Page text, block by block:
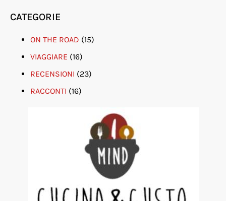
CATEGORIE
ON THE ROAD (15)
VIAGGIARE (16)
RECENSIONI (23)
RACCONTI (16)